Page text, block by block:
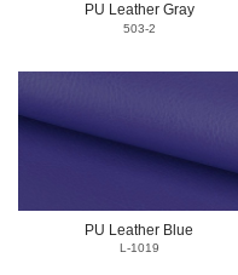
PU Leather Gray
503-2
PU Leather Blue
L-1019